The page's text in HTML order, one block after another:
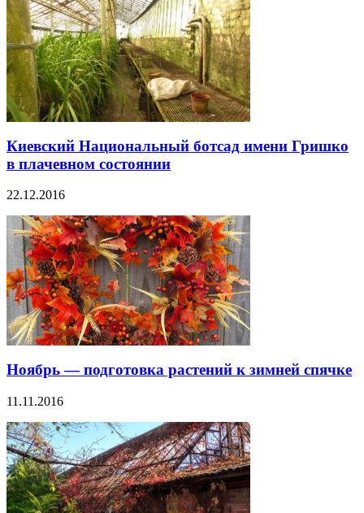
Киевский Национальный ботсад имени Гришко
в плачевном состоянии
22.12.2016
Ноябрь — подготовка растений к зимней спячке
11.11.2016